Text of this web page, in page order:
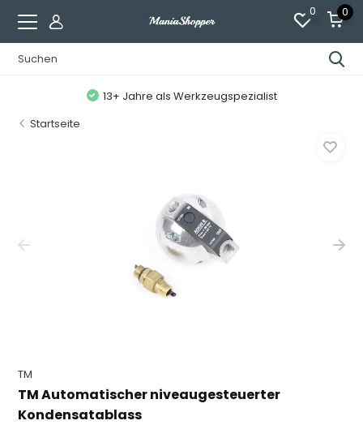
0 0
13+ Jahre als Werkzeugspezialist
Startseite
TM
TM Automatischer niveaugesteuerter
Kondensatablass